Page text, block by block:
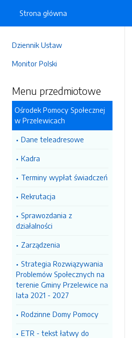
Dziennik Ustaw
Monitor Polski
Menu przedmiotowe
Ośrodek Pomocy Społecznej
w Przelewicach
Dane teleadresowe
Kadra
Terminy wypłat świadczeń
Rekrutacja
Sprawozdania z
działalności
Zarządzenia
Strategia Rozwiązywania
Problemów Społecznych na
terenie Gminy Przelewice na
lata 2021 - 2027
Rodzinne Domy Pomocy
ETR - tekst łatwy do
Strona główna